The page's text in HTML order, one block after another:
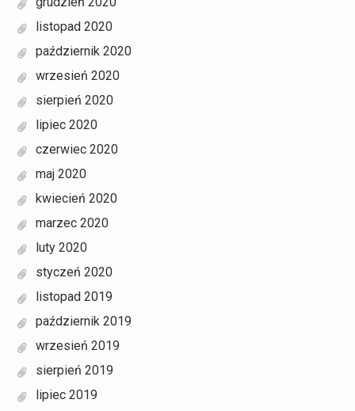
listopad 2020
październik 2020
wrzesień 2020
sierpień 2020
lipiec 2020
czerwiec 2020
maj 2020
kwiecień 2020
marzec 2020
luty 2020
styczeń 2020
listopad 2019
październik 2019
wrzesień 2019
sierpień 2019
lipiec 2019